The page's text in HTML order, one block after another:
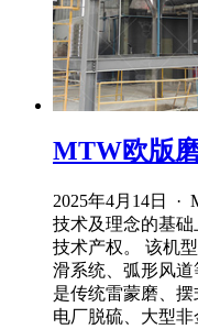
MTW欧版
2025年4月14日 ·
技术及理念的基
技术产权。 该机
滑系统、弧形风
是传统雷蒙磨、
电厂脱硫、大型